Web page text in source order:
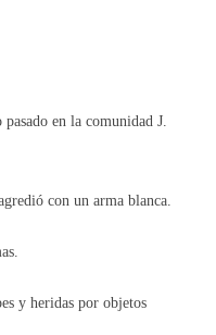
en la comunidad J.
con un arma blanca.
y heridas por objetos